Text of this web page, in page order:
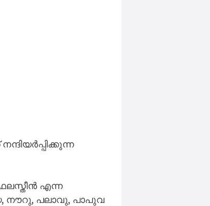
എന്ന
നൗറു, പലാവു, പാപുവ